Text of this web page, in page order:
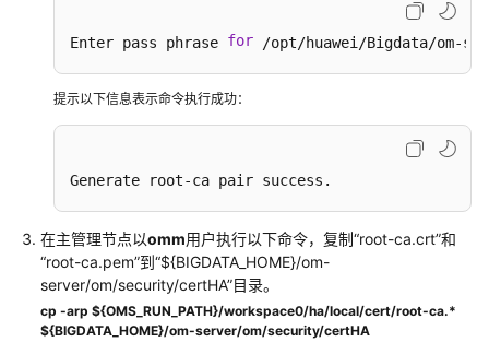
群
运
维
明
录
MRS
集
群
Enter pass phrase for /opt/huawei/Bigdata/om-
提示以下信息表示命令执行成功：
Generate root-ca pair success.
在主管理节点以omm用户执行以下命令，复制“root-ca.crt”和
“root-ca.pem”到“${BIGDATA_HOME}/om-
server/om/security/certHA”目录。
cp -arp ${OMS_RUN_PATH}/workspace0/ha/local/cert/root-ca.*
${BIGDATA_HOME}/om-server/om/security/certHA